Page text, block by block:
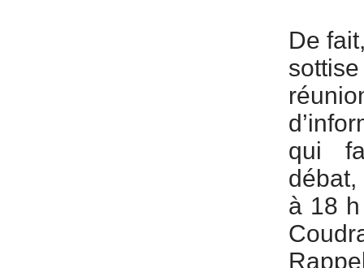
De
qui
à 18